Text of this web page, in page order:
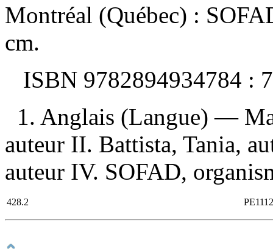
Montréal (Québec) :
cm.
ISBN 9782894934784 :
1. Anglais (Langue) —
auteur II. Battista, Tania,
auteur IV. SOFAD,
428.2 PE1112